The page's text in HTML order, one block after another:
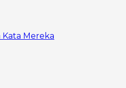
Kata Mereka